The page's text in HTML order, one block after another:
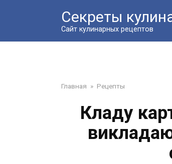
Секреты
Сайт кулинарных рецептов
Главная » Рецепты
Кладу